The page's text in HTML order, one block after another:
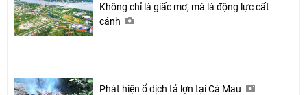
Không chỉ là giấc mơ, mà là động lực cất
cánh
Phát hiện ổ dịch tả lợn tại Cà Mau